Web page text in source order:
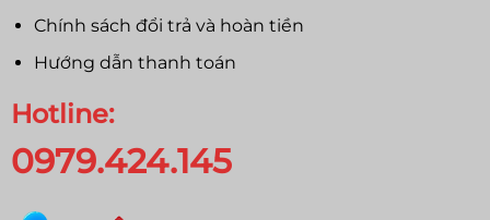
Chính sách đổi trả và hoàn tiền
Hướng dẫn thanh toán
Hotline:
0979.424.145